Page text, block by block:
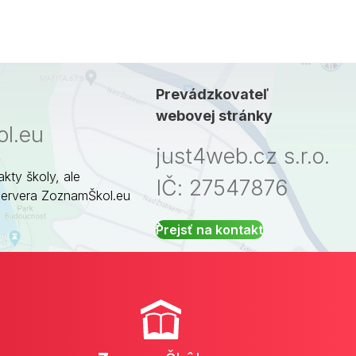
školy, ale
ZoznamŠkol.eu
Prevádzkovateľ
webovej stránky
just4web.cz s.r.o.
IČ: 27547876
Prejsť na kontakt